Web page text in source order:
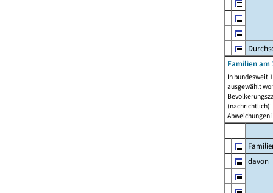
Familien am
In bundesweit
ausgewählt
Abweichungen
davon